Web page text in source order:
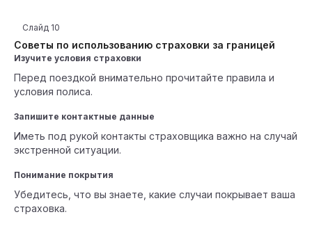
Советы по использованию страховки за границей
Слайд 10
Изучите условия страховки
Перед поездкой внимательно прочитайте правила и
условия полиса.
Запишите контактные данные
Иметь под рукой контакты страховщика важно на случай
экстренной ситуации.
Понимание покрытия
Убедитесь, что вы знаете, какие случаи покрывает ваша
страховка.